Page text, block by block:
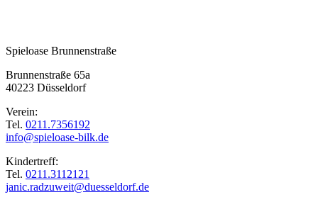
Spieloase Brunnenstraße
Brunnenstraße 65a
40223 Düsseldorf
Verein:
Tel. 0211.7356192
info@spieloase-bilk.de
Kindertreff:
Tel. 0211.3112121
janic.radzuweit@duesseldorf.de